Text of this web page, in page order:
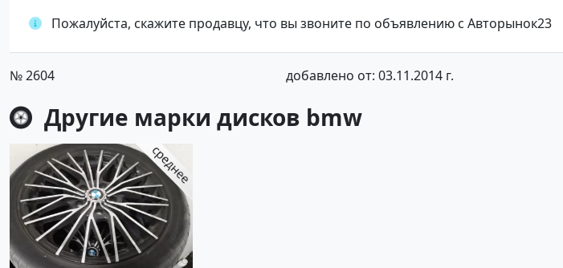
Пожалуйста, скажите продавцу, что вы звоните по объявлению с Авторынок23
№ 2604 добавлено от: 03.11.2014 г.
Другие марки дисков bmw